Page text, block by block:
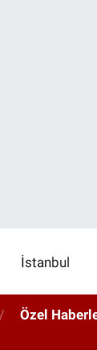
İstanbul
Özel